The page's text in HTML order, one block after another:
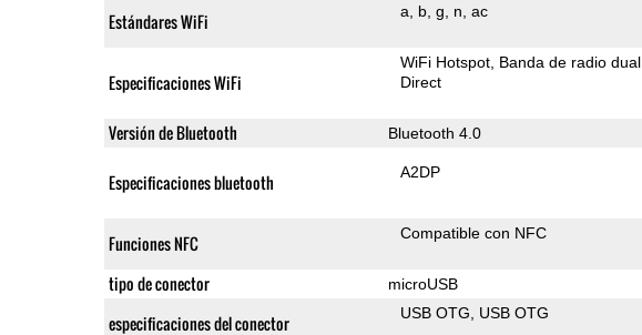
Estándares WiFi a b g n ac
Especificaciones WiFi
WiFi Hotspot Banda de radio dual
Direct
Versión de Bluetooth Bluetooth 4.0
Especificaciones bluetooth A2DP
Funciones NFC Compatible con NFC
tipo de conector microUSB
especificaciones del conector USB OTG USB OTG